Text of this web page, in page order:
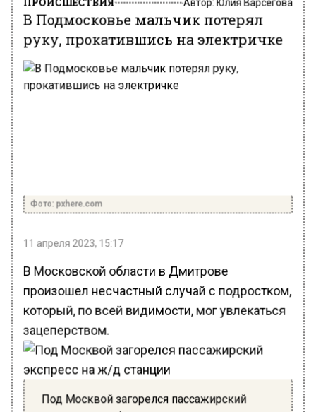
В Подмосковье мальчик потерял
руку, прокатившись на электричке
Фото: pxhere.com
11 апреля 2023, 15:17
В Московской области в Дмитрове
произошел несчастный случай с подростком,
который, по всей видимости, мог увлекаться
зацеперством.
Под Москвой загорелся пассажирский